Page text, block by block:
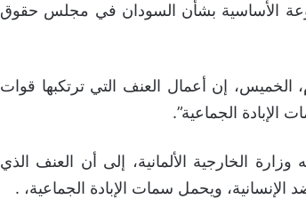
الأساسية بشأن السودان في مجلس حقوق
الخميس، إن أعمال العنف التي ترتكبها قوات
الجماعية”.
الخارجية الألمانية، إلى أن العنف الذي
ويحمل سمات الإبادة الجماعية، .